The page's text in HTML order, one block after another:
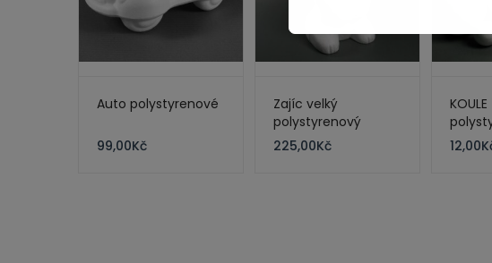
Auto polystyrenové
99,00Kč
Zajíc velký
polystyrenový
225,00Kč
12,00